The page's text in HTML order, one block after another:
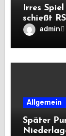
Irres
schießt
Premiere
admin
Allgemein
Später